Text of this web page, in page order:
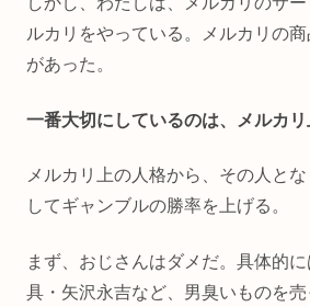
ルカリをやっている。メルカリの
があった。
一番大切にしているのは、メルカリ
メルカリ上の人格から、その人と
してギャンブルの勝率を上げる。
まず、おじさんはダメだ。具体的
具・矢沢永吉など、男臭いものを